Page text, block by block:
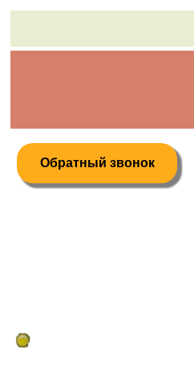
Обратный звонок
Дистанционное бронирование туров